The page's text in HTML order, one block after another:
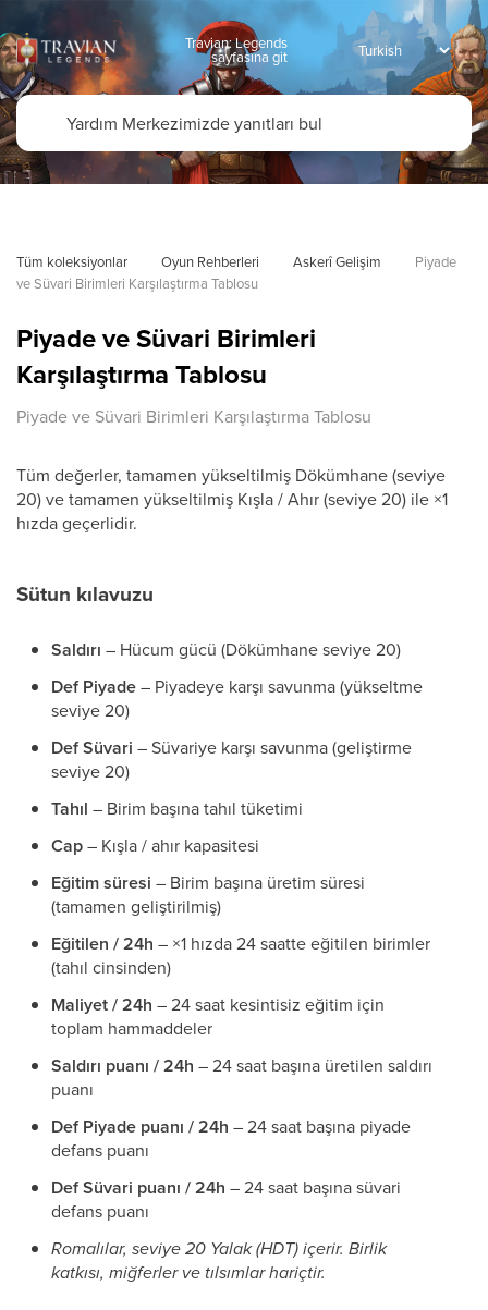
Travian: Legends
sayfasına git
Tüm koleksiyonlar Oyun Rehberleri Askerî Gelişim
Piyade
ve Süvari Birimleri Karşılaştırma Tablosu
Piyade ve Süvari Birimleri
Karşılaştırma Tablosu
Piyade ve Süvari Birimleri Karşılaştırma Tablosu
Tüm değerler, tamamen yükseltilmiş Dökümhane (seviye
20) ve tamamen yükseltilmiş Kışla / Ahır (seviye 20) ile ×1
hızda geçerlidir.
Sütun kılavuzu
Saldırı – Hücum gücü (Dökümhane seviye 20)
Def Piyade– Piyadeye karşı savunma (yükseltme
seviye 20)
Def Süvari – Süvariye karşı savunma (geliştirme
seviye 20)
Tahıl – Birim başına tahıl tüketimi
Cap– Kışla / ahır kapasitesi
Eğitim süresi – Birim başına üretim süresi
(tamamen geliştirilmiş)
Eğitilen / 24h – ×1 hızda 24 saatte eğitilen birimler
(tahıl cinsinden)
Maliyet / 24h – 24 saat kesintisiz eğitim için
toplam hammaddeler
Saldırı puanı / 24h – 24 saat başına üretilen saldırı
puanı
Def Piyade puanı / 24h – 24 saat başına piyade
defans puanı
Def Süvari puanı / 24h – 24 saat başına süvari
defans puanı
Romalılar, seviye 20 Yalak (HDT) içerir. Birlik
katkısı, miğferler ve tılsımlar hariçtir.